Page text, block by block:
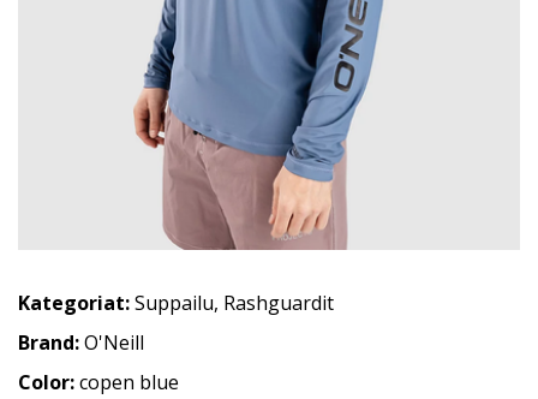
Kategoriat:Suppailu, Rashguardit
Brand:O'Neill
Color:copen blue